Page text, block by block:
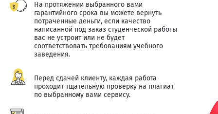
На протяжении выбранного вами
гарантийного срока вы можете вернуть
потраченные деньги, если качество
написанной под заказ студенческой работы
вас не устроит или не будет
соответствовать требованиям учебного
заведения.
Перед сдачей клиенту, каждая работа
проходит тщательную проверку на плагиат
по выбранному вами сервису.